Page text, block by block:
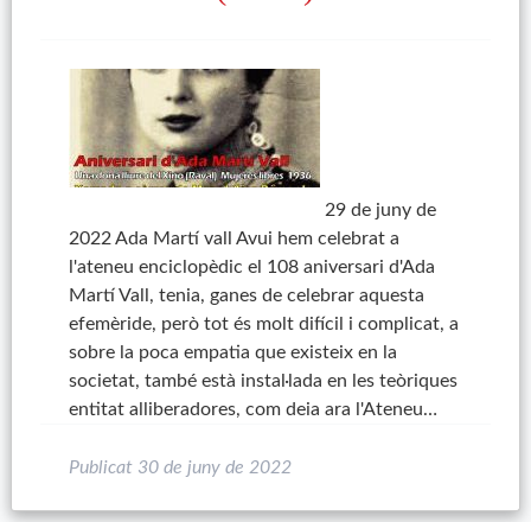
29 de juny de
2022 Ada Martí vall Avui hem celebrat a
l'ateneu enciclopèdic el 108 aniversari d'Ada
Martí Vall, tenia, ganes de celebrar aquesta
efemèride, però tot és molt difícil i complicat, a
sobre la poca empatia que existeix en la
societat, també està instal·lada en les teòriques
entitat alliberadores, com deia ara l'Ateneu…
Publicat 30 de juny de 2022